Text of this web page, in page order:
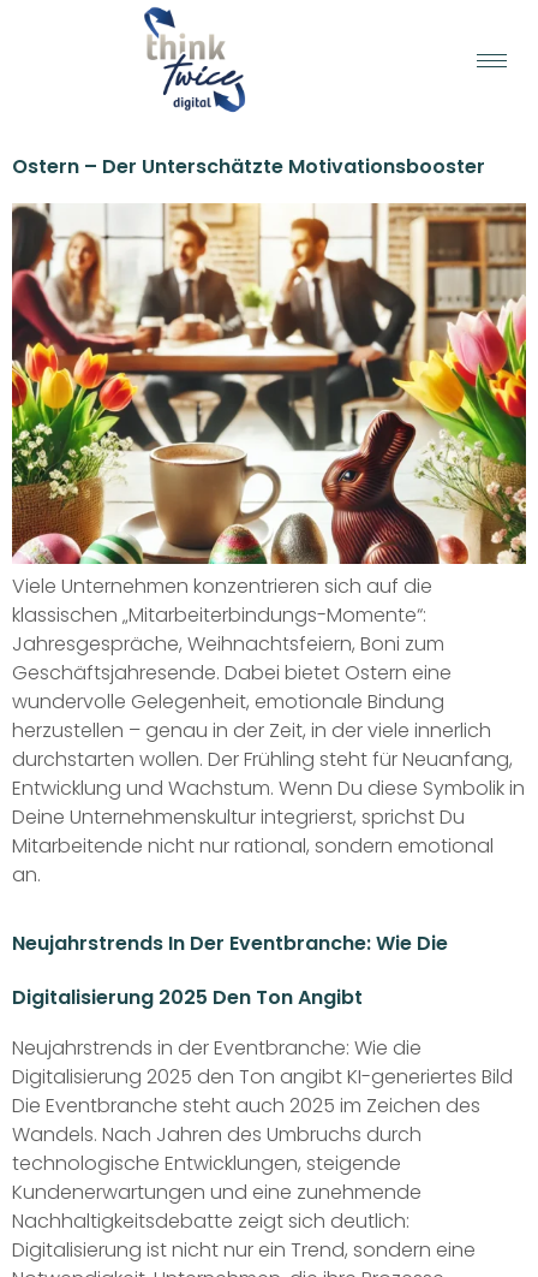
Ostern – Der Unterschätzte Motivationsbooster
Viele Unternehmen konzentrieren sich auf die
klassischen „Mitarbeiterbindungs-Momente“:
Jahresgespräche, Weihnachtsfeiern, Boni zum
Geschäftsjahresende. Dabei bietet Ostern eine
wundervolle Gelegenheit, emotionale Bindung
herzustellen – genau in der Zeit, in der viele innerlich
durchstarten wollen. Der Frühling steht für Neuanfang,
Entwicklung und Wachstum. Wenn Du diese Symbolik in
Deine Unternehmenskultur integrierst, sprichst Du
Mitarbeitende nicht nur rational, sondern emotional
an.
Neujahrstrends In Der Eventbranche: Wie Die
Digitalisierung 2025 Den Ton Angibt
Neujahrstrends in der Eventbranche: Wie die
Digitalisierung 2025 den Ton angibt KI-generiertes Bild
Die Eventbranche steht auch 2025 im Zeichen des
Wandels. Nach Jahren des Umbruchs durch
technologische Entwicklungen, steigende
Kundenerwartungen und eine zunehmende
Nachhaltigkeitsdebatte zeigt sich deutlich:
Digitalisierung ist nicht nur ein Trend, sondern eine